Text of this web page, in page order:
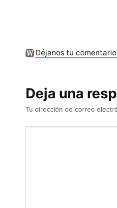
Déjanos tu
Deja una
Tu dirección de correo